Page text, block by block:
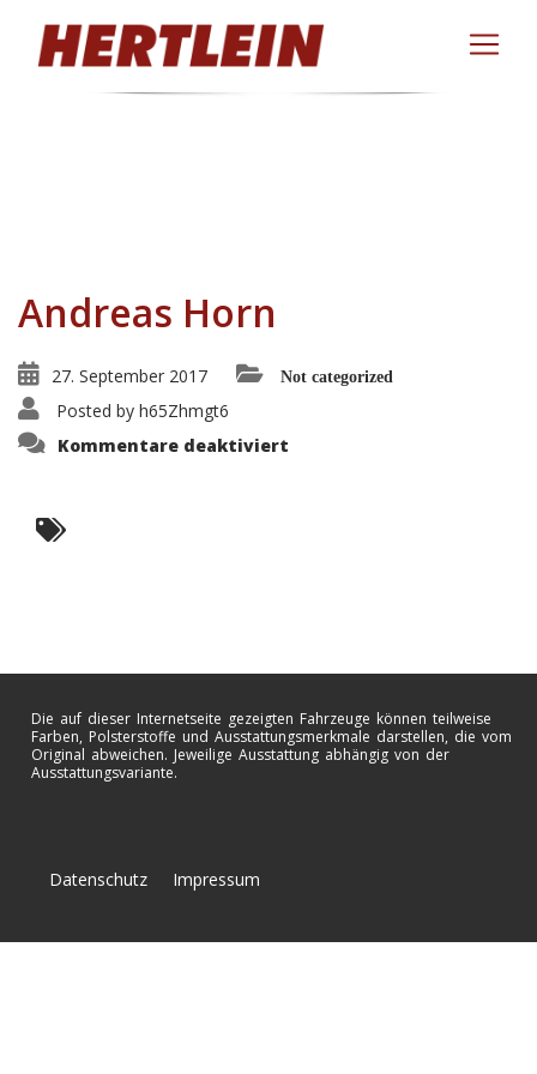
Andreas Horn
27. September 2017 Not categorized
Posted by h65Zhmgt6
Kommentare deaktiviert
Die auf dieser Internetseite gezeigten Fahrzeuge können teilweise
Farben, Polsterstoffe und Ausstattungsmerkmale darstellen, die vom
Original abweichen. Jeweilige Ausstattung abhängig von der
Ausstattungsvariante.
Datenschutz Impressum